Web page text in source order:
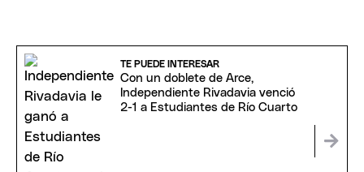
TE PUEDE INTERESAR
Con un doblete de Arce,
Independiente Rivadavia venció
2-1 a Estudiantes de Río Cuarto